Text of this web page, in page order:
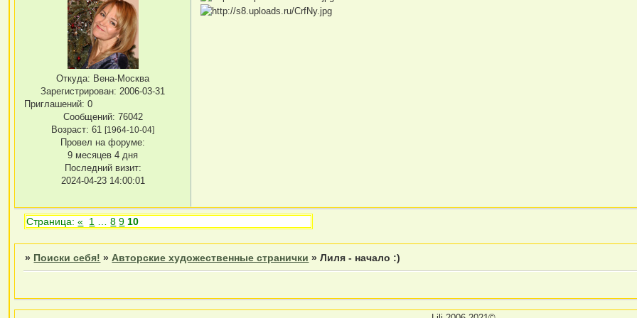
Откуда: Вена-Москва
Зарегистрирован: 2006-03-31
Приглашений: 0
Сообщений: 76042
Возраст: 61[1964-10-04]
Провел на форуме:
9 месяцев 4 дня
Последний визит:
2024-04-23 14:00:01
Страница:« 1 8 9 10
» Поиски себя! »Авторские художественные странички »Лиля - начало :)